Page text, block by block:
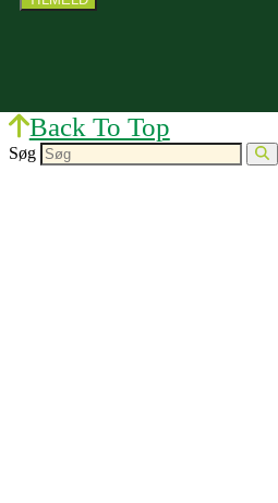
Back To Top
Søg